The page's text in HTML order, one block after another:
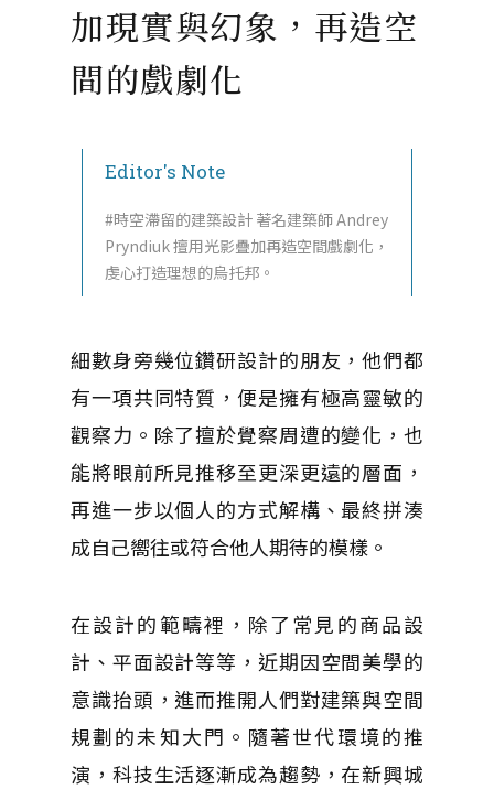
加現實與幻象，再造空
間的戲劇化
Editor's Note
#時空滯留的建築設計 著名建築師 Andrey
Pryndiuk 擅用光影疊加再造空間戲劇化，
虔心打造理想的烏托邦。
細數身旁幾位鑽研設計的朋友，他們都
有一項共同特質，便是擁有極高靈敏的
觀察力。除了擅於覺察周遭的變化，也
能將眼前所見推移至更深更遠的層面，
再進一步以個人的方式解構、最終拼湊
成自己嚮往或符合他人期待的模樣。
在設計的範疇裡，除了常見的商品設
計、平面設計等等，近期因空間美學的
意識抬頭，進而推開人們對建築與空間
規劃的未知大門。隨著世代環境的推
演，科技生活逐漸成為趨勢，在新興城